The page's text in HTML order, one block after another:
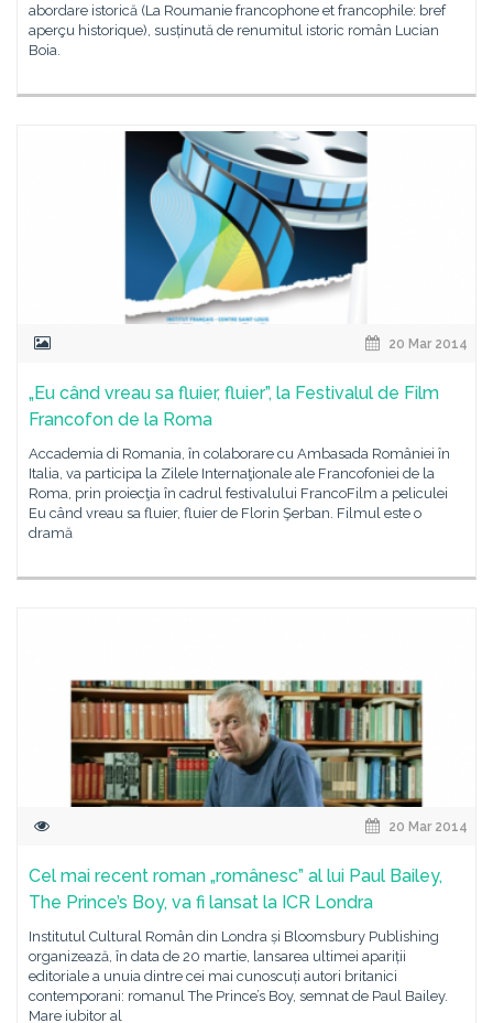
abordare istorică (La Roumanie francophone et francophile: bref
aperçu historique), susținută de renumitul istoric român Lucian
Boia.
20 Mar 2014
„Eu când vreau sa fluier, fluier”, la Festivalul de Film
Francofon de la Roma
Accademia di Romania, în colaborare cu Ambasada României în
Italia, va participa la Zilele Internaţionale ale Francofoniei de la
Roma, prin proiecţia în cadrul festivalului FrancoFilm a peliculei
Eu când vreau sa fluier, fluier de Florin Şerban. Filmul este o
dramă
20 Mar 2014
Cel mai recent roman „românesc” al lui Paul Bailey,
The Prince’s Boy, va fi lansat la ICR Londra
Institutul Cultural Român din Londra și Bloomsbury Publishing
organizează, în data de 20 martie, lansarea ultimei apariții
editoriale a unuia dintre cei mai cunoscuți autori britanici
contemporani: romanul The Prince’s Boy, semnat de Paul Bailey.
Mare iubitor al